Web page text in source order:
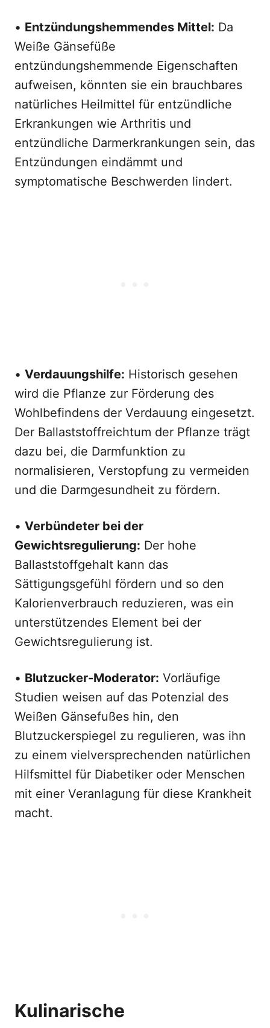
• Entzündungshemmendes Mittel: Da
Weiße Gänsefüße
entzündungshemmende Eigenschaften
aufweisen, könnten sie ein brauchbares
natürliches Heilmittel für entzündliche
Erkrankungen wie Arthritis und
entzündliche Darmerkrankungen sein, das
Entzündungen eindämmt und
symptomatische Beschwerden lindert.
• Verdauungshilfe: Historisch gesehen
wird die Pflanze zur Förderung des
Wohlbefindens der Verdauung eingesetzt.
Der Ballaststoffreichtum der Pflanze trägt
dazu bei, die Darmfunktion zu
normalisieren, Verstopfung zu vermeiden
und die Darmgesundheit zu fördern.
• Verbündeter bei der
Gewichtsregulierung: Der hohe
Ballaststoffgehalt kann das
Sättigungsgefühl fördern und so den
Kalorienverbrauch reduzieren, was ein
unterstützendes Element bei der
Gewichtsregulierung ist.
• Blutzucker-Moderator: Vorläufige
Studien weisen auf das Potenzial des
Weißen Gänsefußes hin, den
Blutzuckerspiegel zu regulieren, was ihn
zu einem vielversprechenden natürlichen
Hilfsmittel für Diabetiker oder Menschen
mit einer Veranlagung für diese Krankheit
macht.
Kulinarische